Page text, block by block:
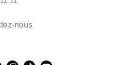
nous